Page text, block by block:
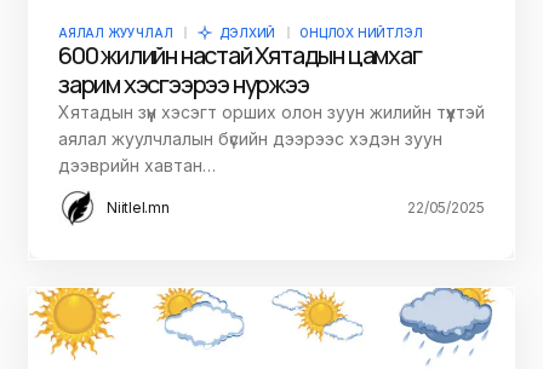
АЯЛАЛ ЖУУЧЛАЛ ДЭЛХИЙ ОНЦЛОХ НИЙТЛЭЛ
600 жилийн настай Хятадын цамхаг
зарим хэсгээрээ нуржээ
Хятадын зүүн хэсэгт орших олон зуун жилийн түүхтэй
аялал жуулчлалын бүсийн дээрээс хэдэн зуун
дээврийн хавтан…
Niitlel.mn 22/05/2025